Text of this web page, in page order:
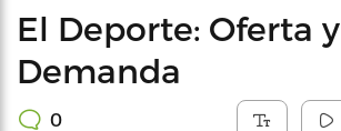
El Deporte: Oferta y
Demanda
0